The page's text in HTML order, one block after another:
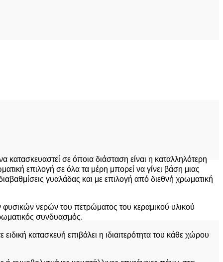
σε όποια διάσταση είναι η καταλληλότερη
επιλογή σε όλα τα μέρη μπορεί να γίνει βάση μιας
γυαλάδας και με επιλογή από διεθνή χρωματική
φυσικών νερών του πετρώματος του κεραμικού υλικού
συνδυασμός.
κατασκευή επιβάλει η ιδιαιτερότητα του κάθε χώρου